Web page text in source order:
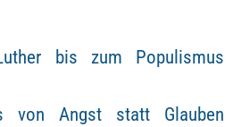
bis zum Populismus
von Angst statt Glauben